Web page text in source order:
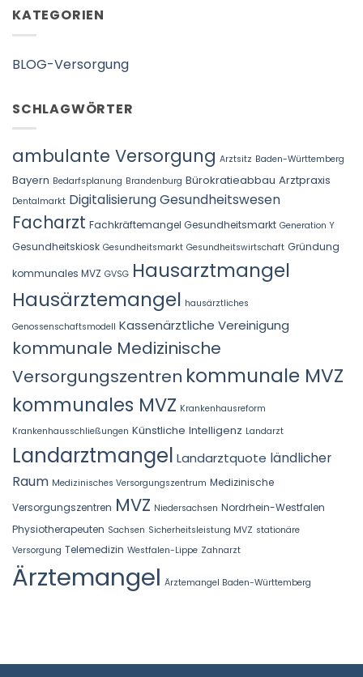
KATEGORIEN
BLOG-Versorgung
SCHLAGWÖRTER
ambulante Versorgung Arztsitz Baden-Württemberg
Bayern Bedarfsplanung Brandenburg Bürokratieabbau Arztpraxis
Dentalmarkt Digitalisierung Gesundheitswesen
Facharzt Fachkräftemangel Gesundheitsmarkt Generation Y
Gesundheitskiosk Gesundheitsmarkt Gesundheitswirtschaft Gründung
kommunales MVZ GVSG Hausarztmangel
Hausärztemangel hausärztliches
Genossenschaftsmodell Kassenärztliche Vereinigung
kommunale Medizinische
Versorgungszentren kommunale MVZ
kommunales MVZ Krankenhausreform
Krankenhausschließungen Künstliche Intelligenz Landarzt
Landarztmangel Landarztquote ländlicher
Raum Medizinisches Versorgungszentrum Medizinische
Versorgungszentren MVZ Niedersachsen Nordrhein-Westfalen
Physiotherapeuten Sachsen Sicherheitsleistung MVZ stationäre
Versorgung Telemedizin Westfalen-Lippe Zahnarzt
Ärztemangel Ärztemangel Baden-Württemberg